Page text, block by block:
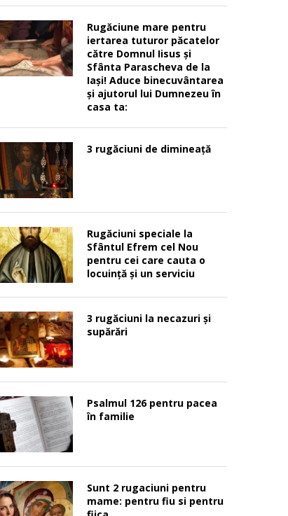
Rugăciune mare pentru
iertarea tuturor păcatelor
către Domnul Iisus şi
Sfânta Parascheva de la
Iaşi! Aduce binecuvântarea
şi ajutorul lui Dumnezeu în
casa ta:
3 rugăciuni de dimineață
Rugăciuni speciale la
Sfântul Efrem cel Nou
pentru cei care cauta o
locuinţă şi un serviciu
3 rugăciuni la necazuri și
supărări
Psalmul 126 pentru pacea
în familie
Sunt 2 rugaciuni pentru
mame: pentru fiu si pentru